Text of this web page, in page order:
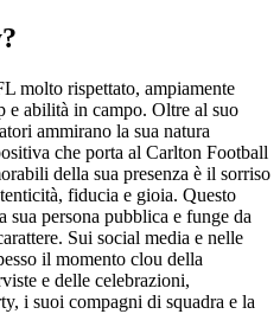
molto rispettato, ampiamente
e abilità in campo. Oltre al suo
ammirano la sua natura
che porta al Carlton Football
della sua presenza è il sorriso
fiducia e gioia. Questo
sua persona pubblica e funge da
Sui social media e nelle
il momento clou della
e delle celebrazioni,
i suoi compagni di squadra e la